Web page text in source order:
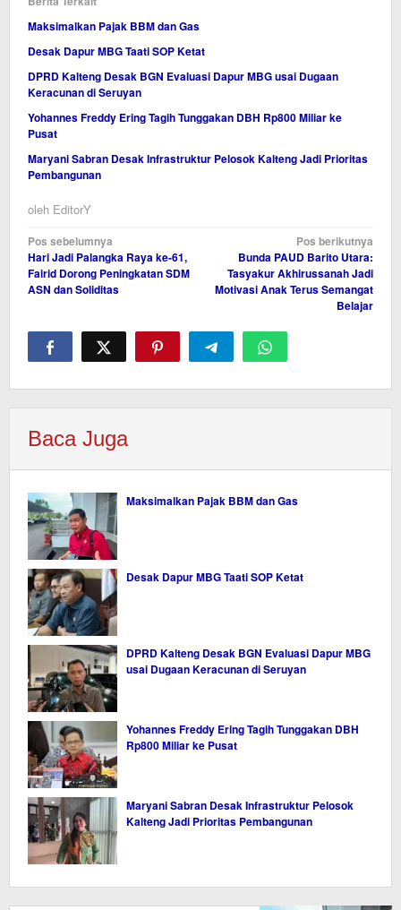
Maksimalkan Pajak BBM dan Gas
Desak Dapur MBG Taati SOP Ketat
DPRD Kalteng Desak BGN Evaluasi Dapur MBG usai Dugaan
Keracunan di Seruyan
Yohannes Freddy Ering Tagih Tunggakan DBH Rp800 Miliar ke
Pusat
Maryani Sabran Desak Infrastruktur Pelosok Kalteng Jadi Prioritas
Pembangunan
oleh EditorY
Navigasi
pos
Pos sebelumnya
Hari Jadi Palangka Raya ke-61,
Fairid Dorong Peningkatan SDM
ASN dan Soliditas
Pos berikutnya
Bunda PAUD Barito Utara:
Tasyakur Akhirussanah Jadi
Motivasi Anak Terus Semangat
Belajar
Baca Juga
Maksimalkan Pajak BBM dan Gas
Desak Dapur MBG Taati SOP Ketat
DPRD Kalteng Desak BGN Evaluasi Dapur MBG
usai Dugaan Keracunan di Seruyan
Yohannes Freddy Ering Tagih Tunggakan DBH
Rp800 Miliar ke Pusat
Maryani Sabran Desak Infrastruktur Pelosok
Kalteng Jadi Prioritas Pembangunan